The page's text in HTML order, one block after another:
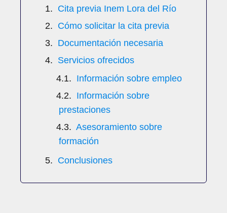
Cita previa Inem Lora del Río
Cómo solicitar la cita previa
Documentación necesaria
Servicios ofrecidos
Información sobre empleo
Información sobre
prestaciones
Asesoramiento sobre
formación
Conclusiones